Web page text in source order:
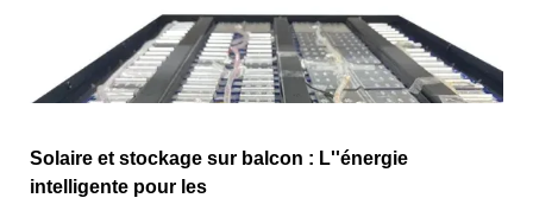
Solaire et stockage sur balcon : L''énergie
intelligente pour les